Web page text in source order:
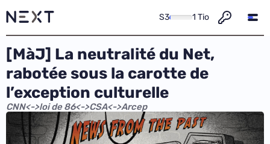
S3 1 Tio
[MàJ] La neutralité du Net,
rabotée sous la carotte de
l’exception culturelle
CNN<->loi de 86<->CSA<->Arcep